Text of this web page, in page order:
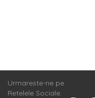
Urmareste-ne pe
Retelele Sociale: